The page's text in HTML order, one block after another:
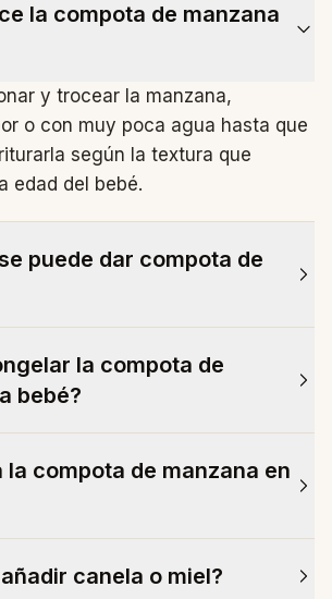
la compota de manzana
y trocear la manzana,
o con muy poca agua hasta que
según la textura que
edad del bebé.
puede dar compota de
general, en torno a los 6
exacto para tu bebé debe
que conoce su caso
la compota de
bebé?
un mes en el congelador.
en la nevera, nunca a
durante horas.
la compota de manzana en
es más seguro descartarla y
canela o miel?